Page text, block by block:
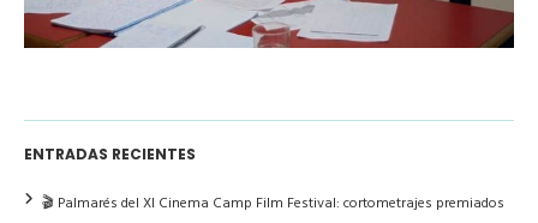
ENTRADAS RECIENTES
🎬 Palmarés del XI Cinema Camp Film Festival: cortometrajes premiados